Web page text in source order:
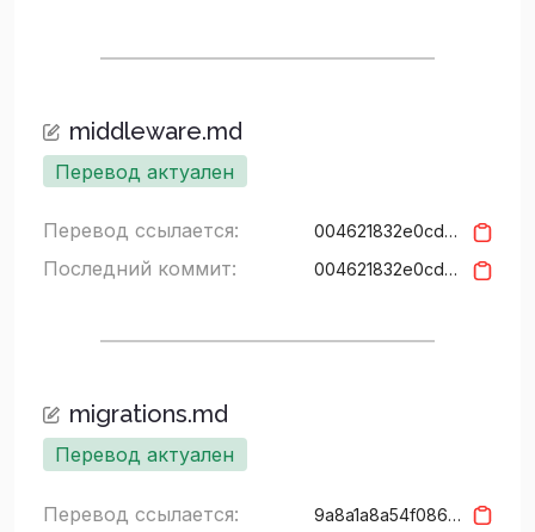
middleware.md
Перевод актуален
Перевод ссылается: 004621832e0cdac25323b01fab168de55c94d95c
Последний коммит: 004621832e0cdac25323b01fab168de55c94d95c
migrations.md
Перевод актуален
Перевод ссылается: 9a8a1a8a54f08601da59a048dcde3db9f6f11baa